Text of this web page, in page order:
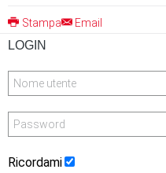
Stampa Email
LOGIN
Ricordami